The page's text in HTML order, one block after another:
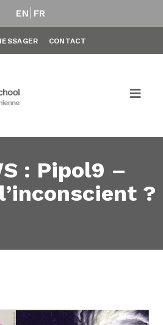
EN FR
CONTACT
: Pipol9 –
?